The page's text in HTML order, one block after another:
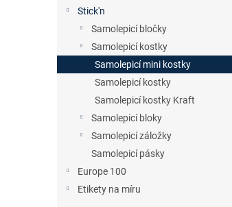
Stick'n
Samolepicí bločky
Samolepicí kostky
Samolepicí mini kostky
Samolepicí kostky
Samolepicí kostky Kraft
Samolepicí bloky
Samolepicí záložky
Samolepicí pásky
Europe 100
Etikety na míru